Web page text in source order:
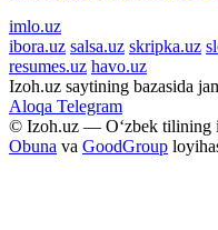
imlo.uz
ibora.uz salsa.uz skripka.uz
resumes.uz havo.uz
Izoh.uz saytining bazasida
Aloqa Telegram
© Izoh.uz — O‘zbek tilining
Obuna va GoodGroup